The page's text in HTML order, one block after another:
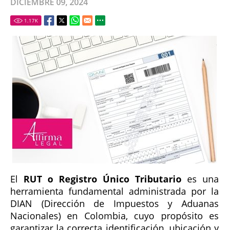
1.17K
El RUT o Registro Único Tributario es una
herramienta fundamental administrada por la
DIAN (Dirección de Impuestos y Aduanas
Nacionales) en Colombia, cuyo propósito es